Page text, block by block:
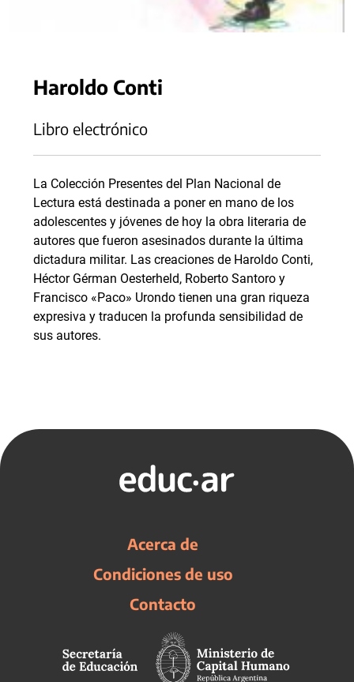
Haroldo Conti
Libro electrónico
La Colección Presentes del Plan Nacional de
Lectura está destinada a poner en mano de los
adolescentes y jóvenes de hoy la obra literaria de
autores que fueron asesinados durante la última
dictadura militar. Las creaciones de Haroldo Conti,
Héctor Gérman Oesterheld, Roberto Santoro y
Francisco «Paco» Urondo tienen una gran riqueza
expresiva y traducen la profunda sensibilidad de
sus autores.
Acerca de
Condiciones de uso
Contacto